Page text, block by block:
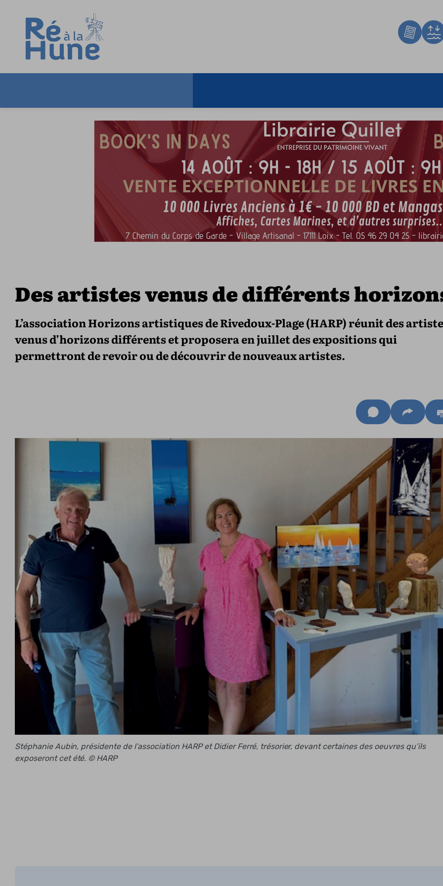
Des artistes venus de différents
L’association Horizons artistiques de Rivedoux-Plage (HARP) réunit des
venus d’horizons différents et proposera en juillet des expositions qui
permettront de revoir ou de découvrir de nouveaux artistes.
Stéphanie Aubin, présidente de l’association HARP et Didier Ferré, trésorier, devant certaines des oeuvres qu’ils
exposeront cet été. © HARP